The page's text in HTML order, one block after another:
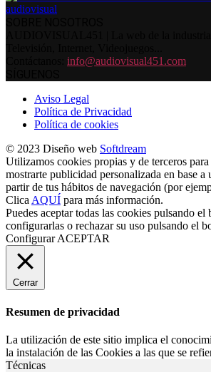
info@audiovisual451.com
Aviso Legal
Política de Privacidad
Política de cookies
© 2023 Diseño web Softdream
Utilizamos cookies propias y de terceros
mostrarte publicidad personalizada en base
partir de tus hábitos de navegación (por
ClicaAQUÍ para más información.
Puedes aceptar todas las cookies pulsando el
configurarlas o rechazar su uso pulsando el
ConfigurarACEPTAR
Cerrar
Resumen de privacidad
La utilización de este sitio implica el
la instalación de las Cookies a las que se
Técnicas